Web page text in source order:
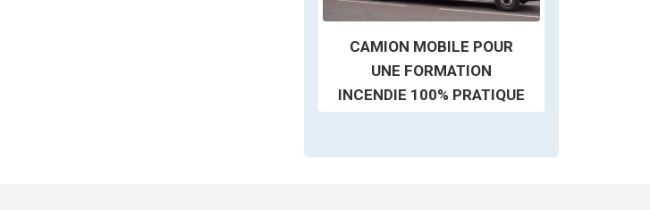
CAMION MOBILE POUR
UNE FORMATION
INCENDIE 100% PRATIQUE